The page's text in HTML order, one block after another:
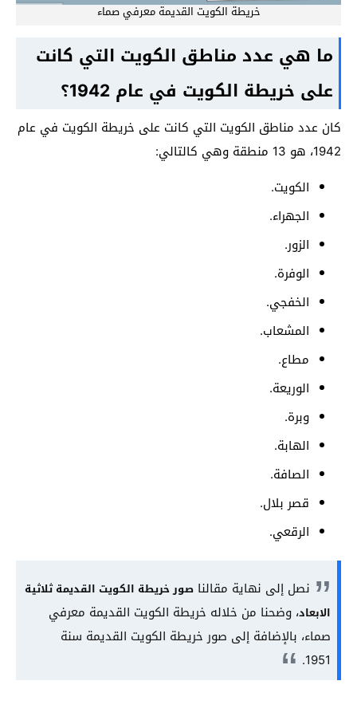
خريطة الكويت القديمة معرفي صماء
ما هي عدد مناطق الكويت التي كانت
على خريطة الكويت في عام 1942؟
كان عدد مناطق الكويت التي كانت على خريطة الكويت في عام
1942، هو 13 منطقة وهي كالتالي:
الكويت.
الجهراء.
الزور.
الوفرة.
الخفجي.
المشعاب.
مطاع.
الوريعة.
وبرة.
الهابة.
الصافة.
قصر بلال.
الرقعي.
نصل إلى نهاية مقالناصور خريطة الكويت القديمة ثلاثية
الابعاد، وضحنا من خلاله خريطة الكويت القديمة معرفي
صماء، بالإضافة إلى صور خريطة الكويت القديمة سنة
1951.